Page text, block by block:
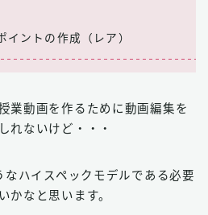
イントの作成（レア）
業動画を作るために動画編集を
れないけど・・・
ハイスペックモデルである必要
かなと思います。